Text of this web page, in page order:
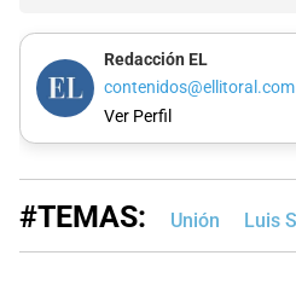
Redacción EL
contenidos@ellitoral.com
Ver Perfil
#TEMAS: Unión Luis